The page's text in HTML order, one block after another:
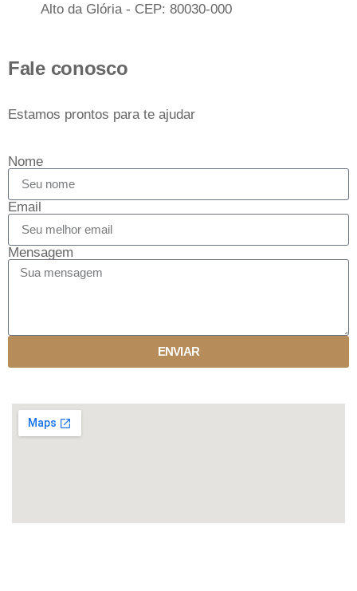
Alto da Glória - CEP: 80030-000
Fale conosco
Estamos prontos para te ajudar
Nome
Email
Mensagem
ENVIAR